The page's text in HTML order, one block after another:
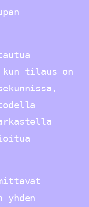
kun tilaus on